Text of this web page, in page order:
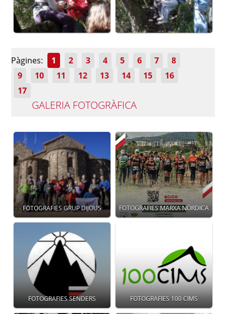
Pàgines: 1 2 3 4 5 6 7
8
9
10 11 12 13 14 15
16
17
GALERIA FOTOGRÀFICA
FOTOGRAFIES GRUP DIJOUS FOTOGRAFIES MARXA NÒRDICA
FOTOGRAFIES SENDERS FOTOGRAFIES 100 CIMS